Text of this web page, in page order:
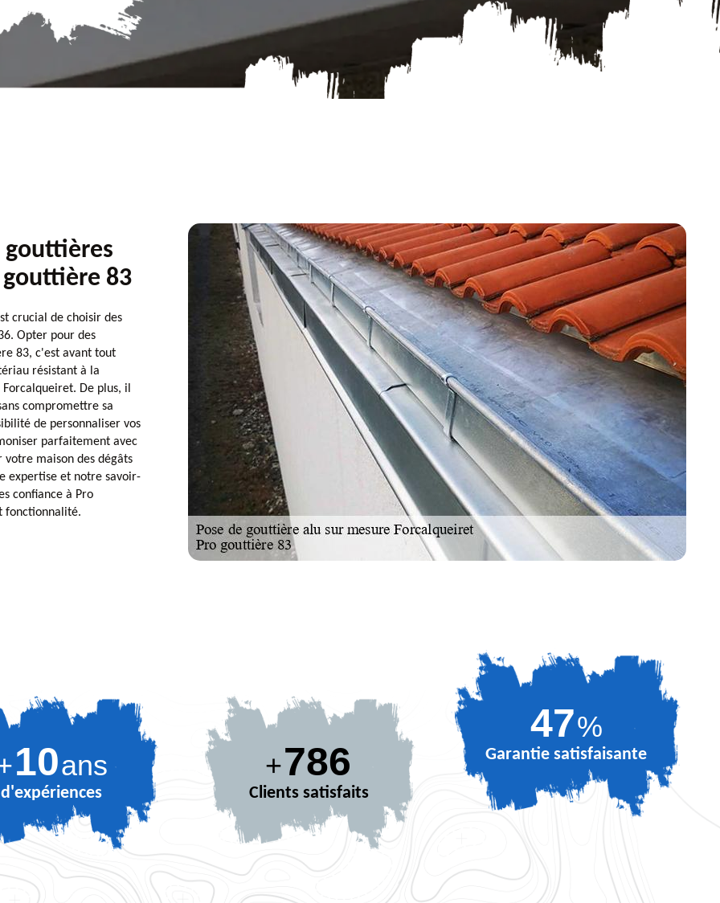
gouttières
83
crucial de choisir des
Opter pour des
83, c'est avant tout
résistant à la
De plus, il
compromettre sa
de personnaliser vos
parfaitement avec
votre maison des dégâts
expertise et notre savoir-
confiance à Pro
fonctionnalité.
10ans
d'expériences
+873
Clients satisfaits
63%
Garantie satisfaisante